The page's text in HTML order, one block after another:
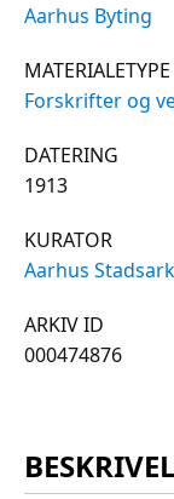
Aarhus Byting
MATERIALETYPE
Forskrifter og
DATERING
1913
KURATOR
Aarhus
ARKIV ID
000474876